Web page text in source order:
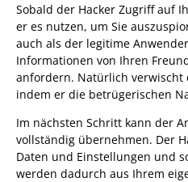
Sobald der Hacker Zugriff auf
er es nutzen, um Sie
auch als der legitime
Informationen von Ihren
anfordern. Natürlich verwischt
indem er die betrügerischen
Im nächsten Schritt kann der
vollständig übernehmen. Der
Daten und Einstellungen und
werden dadurch aus Ihrem